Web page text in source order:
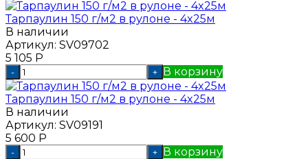
Тарпаулин 150 г/м2 в рулоне - 4x25м
В наличии
Артикул: SV09702
5 105 Р
- + В корзину
Тарпаулин 150 г/м2 в рулоне - 4x25м
В наличии
Артикул: SV09191
5 600 Р
- + В корзину